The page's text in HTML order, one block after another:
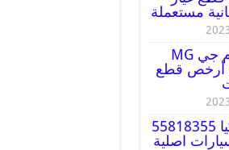
مستعملة
قطع غيار أم جي MG
55818355 أرخص قطع
قطع غيار كيا 55818355
اصلية